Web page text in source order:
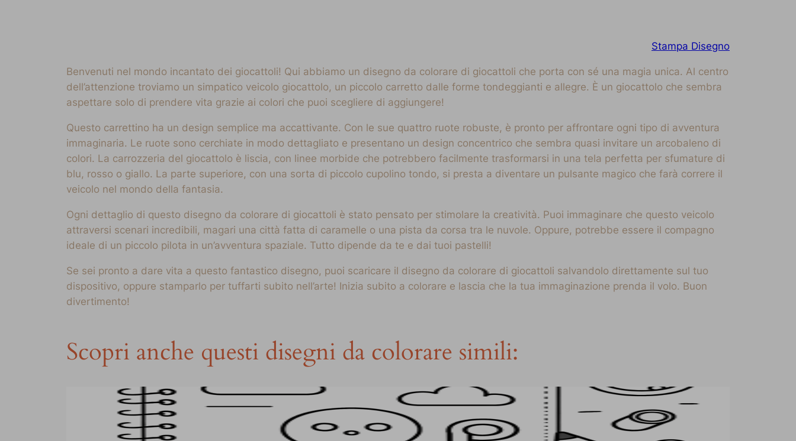
Stampa Disegno
Benvenuti nel mondo incantato dei giocattoli! Qui abbiamo un disegno da colorare di giocattoli che porta con sé una magia unica. Al centro
dell’attenzione troviamo un simpatico veicolo giocattolo, un piccolo carretto dalle forme tondeggianti e allegre. È un giocattolo che sembra
aspettare solo di prendere vita grazie ai colori che puoi scegliere di aggiungere!
Questo carrettino ha un design semplice ma accattivante. Con le sue quattro ruote robuste, è pronto per affrontare ogni tipo di avventura
immaginaria. Le ruote sono cerchiate in modo dettagliato e presentano un design concentrico che sembra quasi invitare un arcobaleno di
colori. La carrozzeria del giocattolo è liscia, con linee morbide che potrebbero facilmente trasformarsi in una tela perfetta per sfumature di
blu, rosso o giallo. La parte superiore, con una sorta di piccolo cupolino tondo, si presta a diventare un pulsante magico che farà correre il
veicolo nel mondo della fantasia.
Ogni dettaglio di questo disegno da colorare di giocattoli è stato pensato per stimolare la creatività. Puoi immaginare che questo veicolo
attraversi scenari incredibili, magari una città fatta di caramelle o una pista da corsa tra le nuvole. Oppure, potrebbe essere il compagno
ideale di un piccolo pilota in un’avventura spaziale. Tutto dipende da te e dai tuoi pastelli!
Se sei pronto a dare vita a questo fantastico disegno, puoi scaricare il disegno da colorare di giocattoli salvandolo direttamente sul tuo
dispositivo, oppure stamparlo per tuffarti subito nell’arte! Inizia subito a colorare e lascia che la tua immaginazione prenda il volo. Buon
divertimento!
Scopri anche questi disegni da colorare simili: